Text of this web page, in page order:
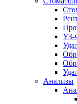
УЗ-
Анализы